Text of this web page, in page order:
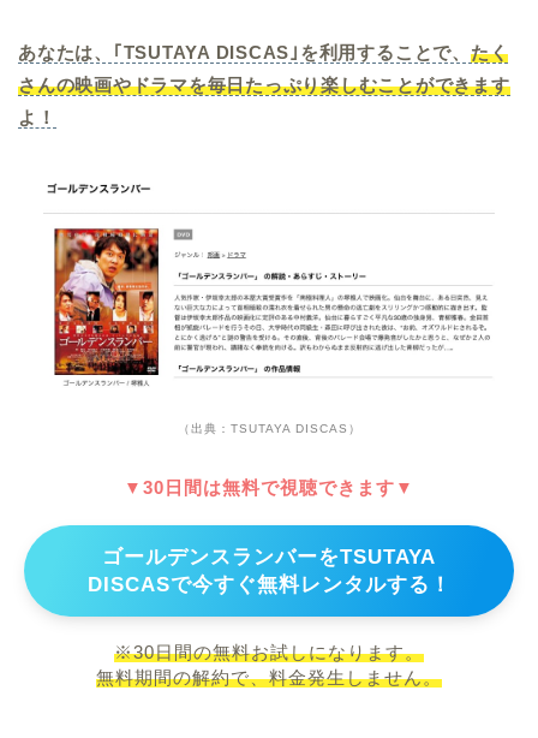
あなたは、｢TSUTAYA DISCAS｣を利用することで、 たく
さんの映画やドラマを毎日たっぷり楽しむことができます
よ！
（出典：TSUTAYA DISCAS）
▼30日間は無料で視聴できます▼
ゴールデンスランバーをTSUTAYA
DISCASで今すぐ無料レンタルする！
※30日間の無料お試しになります。
無料期間の解約で、料金発生しません。